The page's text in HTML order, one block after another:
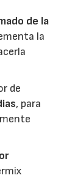
de la
la
de
, para